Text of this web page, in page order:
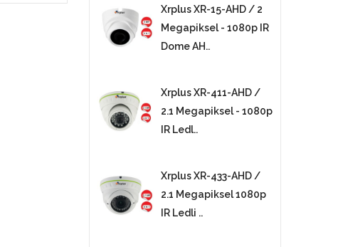
Xrplus XR-15-AHD / 2
Megapiksel - 1080p IR
Dome AH..
Xrplus XR-411-AHD /
2.1 Megapiksel - 1080p
IR Ledl..
Xrplus XR-433-AHD /
2.1 Megapiksel 1080p
IR Ledli ..